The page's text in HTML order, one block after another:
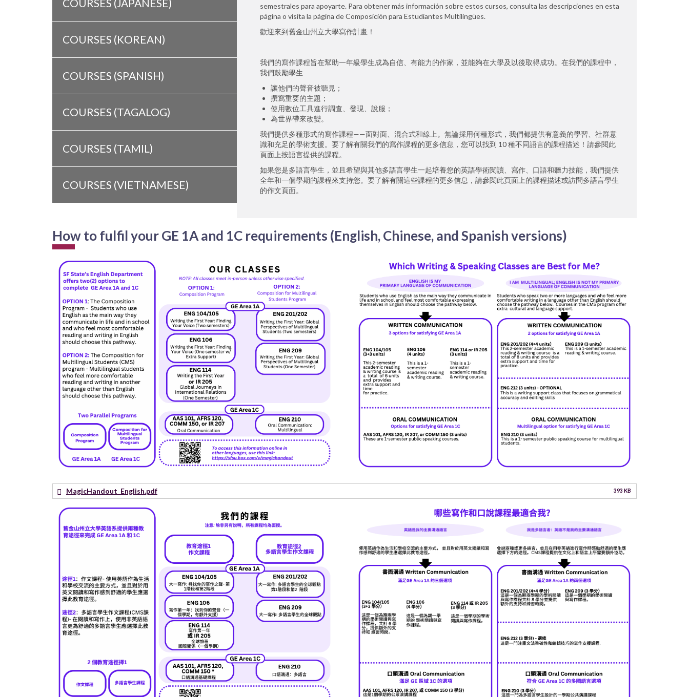
COURSES (JAPANESE)
COURSES (KOREAN)
COURSES (SPANISH)
COURSES (TAGALOG)
COURSES (TAMIL)
COURSES (VIETNAMESE)
semestrales para apoyarte. Para obtener más información sobre estos cursos, consulta las descripciones en esta
página o visita la página de Composición para Estudiantes Multilingües.
歡迎來到舊金山州立大學寫作計畫！
我們的寫作課程旨在幫助一年級學生成為自信、有能力的作家，並能夠在大學及以後取得成功。在我們的課程中，
我們鼓勵學生
讓他們的聲音被聽見；
撰寫重要的主題；
使用數位工具進行調查、發現、說服；
為世界帶來改變。
我們提供多種形式的寫作課程——面對面、混合式和線上。無論採用何種形式，我們都提供有意義的學習、社群意
識和充足的學術支援。要了解有關我們的寫作課程的更多信息，您可以找到 10 種不同語言的課程描述！請參閱此
頁面上按語言提供的課程。
如果您是多語言學生，並且希望與其他多語言學生一起培養您的英語學術閱讀、寫作、口語和聽力技能，我們提供
全年和一個學期的課程來支持您。要了解有關這些課程的更多信息，請參閱此頁面上的課程描述或訪問多語言學生
的作文頁面。
How to fulfil your GE 1A and 1C requirements (English, Chinese, and Spanish versions)
MagicHandout_English.pdf 393 KB